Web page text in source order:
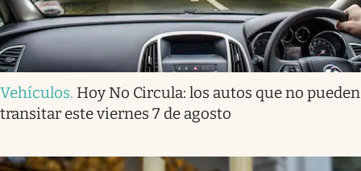
Vehículos. Hoy No Circula: los autos que no pueden
transitar este viernes 7 de agosto